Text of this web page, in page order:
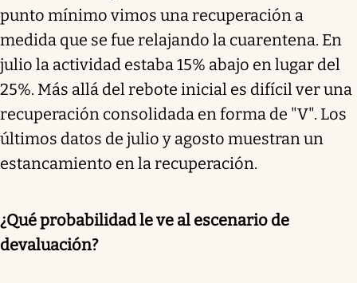
punto mínimo vimos una recuperación a
medida que se fue relajando la cuarentena. En
julio la actividad estaba 15% abajo en lugar del
25%. Más allá del rebote inicial es difícil ver una
recuperación consolidada en forma de "V". Los
últimos datos de julio y agosto muestran un
estancamiento en la recuperación.
¿Qué probabilidad le ve al escenario de
devaluación?